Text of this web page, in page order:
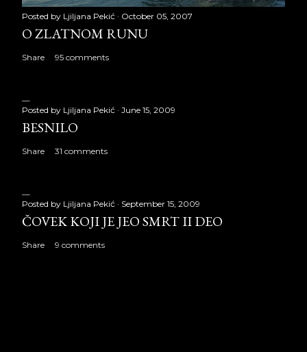
Posted by Ljiljana Pekić October 05, 2007
O ZLATNOM RUNU
Share 95 comments
Posted by Ljiljana Pekić June 15, 2009
BESNILO
Share 31 comments
Posted by Ljiljana Pekić September 15, 2009
ČOVEK KOJI JE JEO SMRT II DEO
Share 9 comments